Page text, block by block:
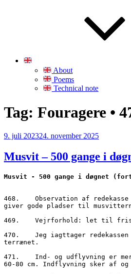
About
Poems
Technical note
Tag: Fouragere •
Udgivet
9. juli 202324. november 2025
Musvit – 500 gange i
468.	Observation af redekasse med et musvitpar og et udklækket kuld. Kassen ophængt i ung rødeg, skygget af bøg og en stævnet ahorn med fem slanke stammer tæt, der
giver gode pladser til
469.	Vejrforhold: let til frisk vind, skiftende skydække med periodvis solskin, temperatur omkring 12-14 grader.
470.	Jeg iagttager redekassen fra siden i en afstand på ca. 3 meter inde fra gazebo, der giver begrænset udsigt til omgivende træer men godt overblik over
terrænet.
471.	Ind- og udflyvning er mere varieret end mønstret fra igår, fordi der let adgang fra alle sider. Udflyvning sker ofte i en skarp kurve bag om træet med radius
60-80 cm. Indflyvning sker af